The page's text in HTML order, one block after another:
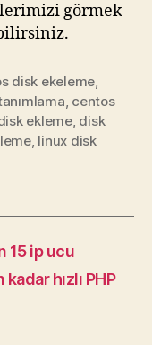
görmek
disk ekeleme,
, centos
ekleme, disk
, linux disk
15 ip ucu
hızlı PHP